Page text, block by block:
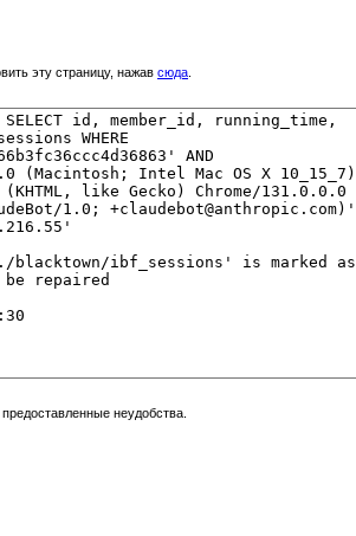
эту страницу, нажав сюда
неудобства.